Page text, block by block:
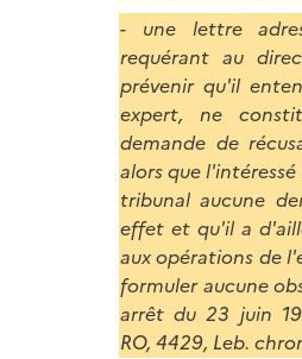
- une lettre
requérant au
prévenir qu'il
expert, ne
demande de
alors que
tribunal aucune
effet et qu'il a
aux opérations de
formuler aucune
arrêt du 23 juin
RO, 4429, Leb.